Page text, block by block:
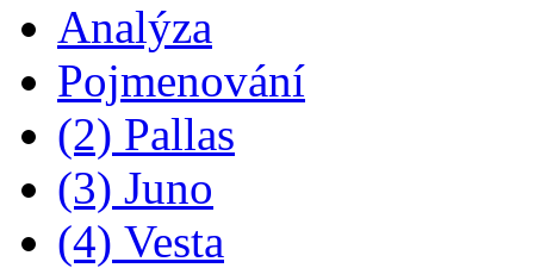
Analýza
Pojmenování
(2) Pallas
(3) Juno
(4) Vesta